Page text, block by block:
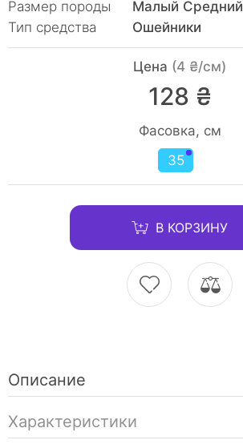
Размер породы
Малый Средний
Тип средства
Ошейники
Цена (4 ₴/см)
128 ₴
Фасовка, см
35
В КОРЗИНУ
Описание
Характеристики